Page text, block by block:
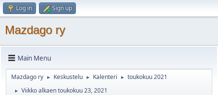
Log in Sign up
Mazdago ry
Main Menu
Mazdago ry ► Keskustelu ► Kalenteri ► toukokuu 2021
► Viikko alkaen toukokuu 23, 2021